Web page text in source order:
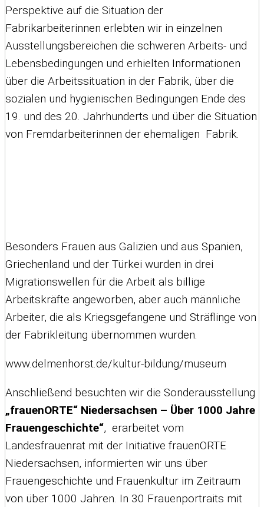
Perspektive auf die Situation der
Fabrikarbeiterinnen erlebten wir in einzelnen
Ausstellungsbereichen die schweren Arbeits- und
Lebensbedingungen und erhielten Informationen
über die Arbeitssituation in der Fabrik, über die
sozialen und hygienischen Bedingungen Ende des
19. und des 20. Jahrhunderts und über die Situation
von Fremdarbeiterinnen der ehemaligen Fabrik.
Besonders Frauen aus Galizien und aus Spanien,
Griechenland und der Türkei wurden in drei
Migrationswellen für die Arbeit als billige
Arbeitskräfte angeworben, aber auch männliche
Arbeiter, die als Kriegsgefangene und Sträflinge von
der Fabrikleitung übernommen wurden.
www.delmenhorst.de/kultur-bildung/museum
Anschließend besuchten wir die Sonderausstellung
„frauenORTE“ Niedersachsen – Über 1000 Jahre
Frauengeschichte“, erarbeitet vom
Landesfrauenrat mit der Initiative frauenORTE
Niedersachsen, informierten wir uns über
Frauengeschichte und Frauenkultur im Zeitraum
von über 1000 Jahren. In 30 Frauenportraits mit